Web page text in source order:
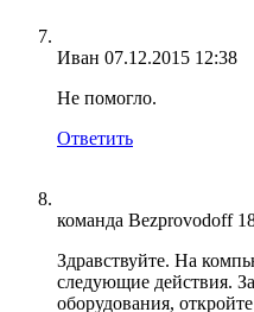
Иван 07.12.2015 12:38
Не помогло.
Ответить
команда Bezprovodoff
Здравствуйте. На
следующие действия.
оборудования,